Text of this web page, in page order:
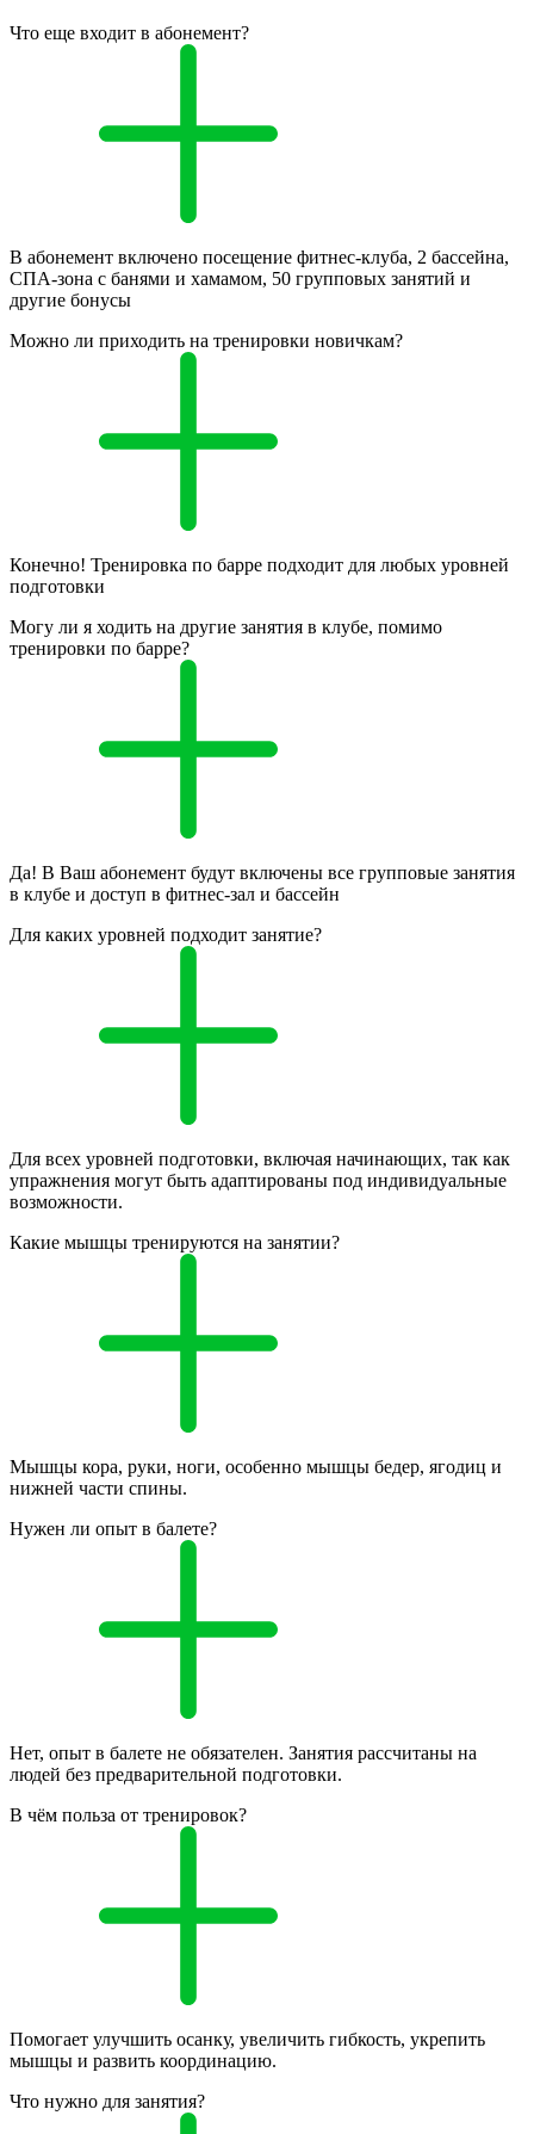
Что еще входит в абонемент?
В абонемент включено посещение фитнес-клуба, 2 бассейна,
СПА-зона с банями и хамамом, 50 групповых занятий и
другие бонусы
Можно ли приходить на тренировки новичкам?
Конечно! Тренировка по барре подходит для любых уровней
подготовки
Могу ли я ходить на другие занятия в клубе, помимо
тренировки по барре?
Да! В Ваш абонемент будут включены все групповые занятия
в клубе и доступ в фитнес-зал и бассейн
Для каких уровней подходит занятие?
Для всех уровней подготовки, включая начинающих, так как
упражнения могут быть адаптированы под индивидуальные
возможности.
Какие мышцы тренируются на занятии?
Мышцы кора, руки, ноги, особенно мышцы бедер, ягодиц и
нижней части спины.
Нужен ли опыт в балете?
Нет, опыт в балете не обязателен. Занятия рассчитаны на
людей без предварительной подготовки.
В чём польза от тренировок?
Помогает улучшить осанку, увеличить гибкость, укрепить
мышцы и развить координацию.
Что нужно для занятия?